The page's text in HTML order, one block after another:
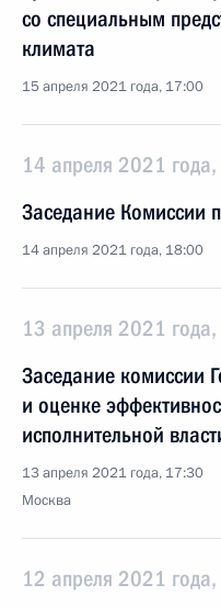
со специальным
климата
15 апреля 2021 года, 17:00
14 апреля 2021 года,
Заседание Комиссии
14 апреля 2021 года, 18:00
13 апреля 2021 года,
Заседание комиссии
и оценке
исполнительной
13 апреля 2021 года, 17:30
Москва
12 апреля 2021 года,